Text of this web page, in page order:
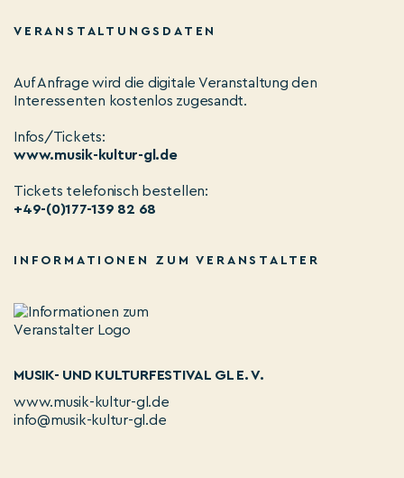
VERANSTALTUNGSDATEN
Auf Anfrage wird die digitale Veranstaltung den
Interessenten kostenlos zugesandt.
Infos/Tickets:
www.musik-kultur-gl.de
Tickets telefonisch bestellen:
+49-(0)177-139 82 68
INFORMATIONEN ZUM VERANSTALTER
MUSIK- UND KULTURFESTIVAL GL E. V.
www.musik-kultur-gl.de
info@musik-kultur-gl.de